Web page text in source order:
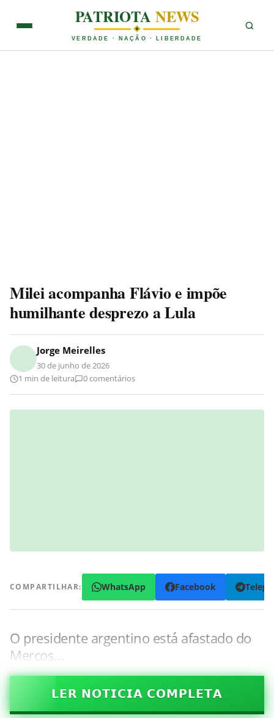
PATRIOTANEWS
VERDADE · NAÇÃO · LIBERDADE
Milei acompanha Flávio e impõe
humilhante desprezo a Lula
Jorge Meirelles
30 de junho de 2026
1 min de leitura
0 comentários
COMPARTILHAR: WhatsApp Facebook
O presidente argentino está afastado do
Mercos…
𝗟𝗘𝗥 𝗡𝗢𝗧𝗜𝗖𝗜𝗔 𝗖𝗢𝗠𝗣𝗟𝗘𝗧𝗔